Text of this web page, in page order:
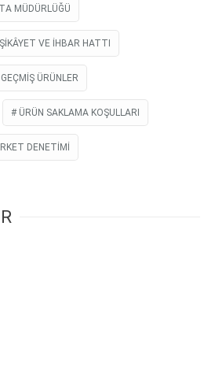
MÜDÜRLÜĞÜ
ŞIKÂYET VE IHBAR HATTI
ÜRÜNLER
ÜRÜN SAKLAMA KOŞULLARI
DENETIMI